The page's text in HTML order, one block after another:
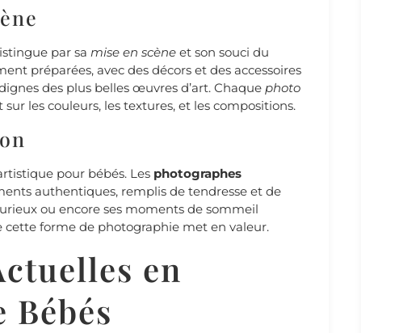
par sa mise en scène et son souci du
préparées, avec des décors et des accessoires
des plus belles œuvres d’art. Chaque photo
les couleurs, les textures, et les compositions.
pour bébés. Les photographes
authentiques, remplis de tendresse et de
ou encore ses moments de sommeil
cette forme de photographie met en valeur.
en